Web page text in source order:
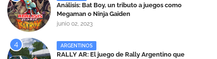
Análisis: Bat Boy, un tributo a juegos como
Megaman o Ninja Gaiden
junio 02, 2023
ARGENTINOS
RALLY AR: El juego de Rally Argentino que